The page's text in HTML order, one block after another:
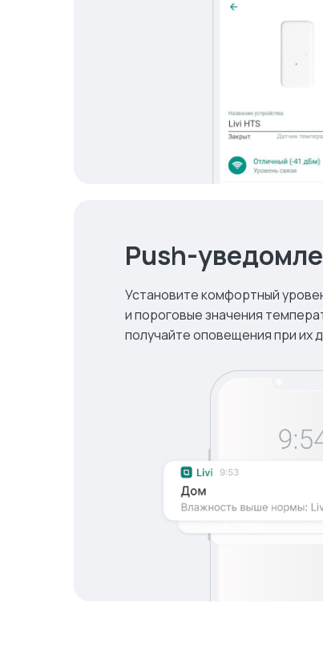
Установите комфортный
и пороговые значения
получайте оповещения при их
Push-